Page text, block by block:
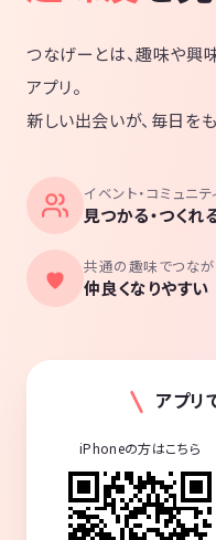
つなげーとは、趣味や興
アプリ。
新しい出会いが、毎日をも
イベント・コミュニテ
見つかる・つくれ
共通の趣味でつな
仲良くなりやすい
アプリ
iPhoneの方はこちら